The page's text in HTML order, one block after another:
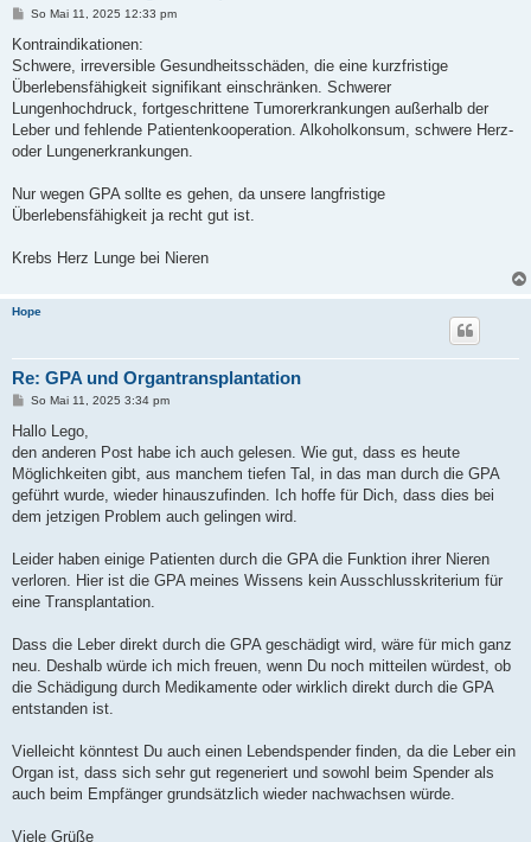
B
i
r
a
So Mai 11, 2025 12:33 pm
Kontraindikationen:
Schwere, irreversible Gesundheitsschäden, die eine kurzfristige
Überlebensfähigkeit signifikant einschränken. Schwerer
Lungenhochdruck, fortgeschrittene Tumorerkrankungen außerhalb der
Leber und fehlende Patientenkooperation. Alkoholkonsum, schwere Herz-
oder Lungenerkrankungen.
Nur wegen GPA sollte es gehen, da unsere langfristige
Überlebensfähigkeit ja recht gut ist.
Krebs Herz Lunge bei Nieren
Hope
Re: GPA und Organtransplantation
B
i
r
a
So Mai 11, 2025 3:34 pm
Hallo Lego,
den anderen Post habe ich auch gelesen. Wie gut, dass es heute
Möglichkeiten gibt, aus manchem tiefen Tal, in das man durch die GPA
geführt wurde, wieder hinauszufinden. Ich hoffe für Dich, dass dies bei
dem jetzigen Problem auch gelingen wird.
Leider haben einige Patienten durch die GPA die Funktion ihrer Nieren
verloren. Hier ist die GPA meines Wissens kein Ausschlusskriterium für
eine Transplantation.
Dass die Leber direkt durch die GPA geschädigt wird, wäre für mich ganz
neu. Deshalb würde ich mich freuen, wenn Du noch mitteilen würdest, ob
die Schädigung durch Medikamente oder wirklich direkt durch die GPA
entstanden ist.
Vielleicht könntest Du auch einen Lebendspender finden, da die Leber ein
Organ ist, dass sich sehr gut regeneriert und sowohl beim Spender als
auch beim Empfänger grundsätzlich wieder nachwachsen würde.
Viele Grüße